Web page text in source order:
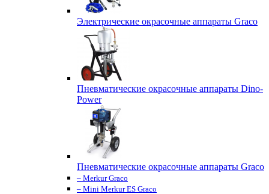
Электрические окрасочные аппараты Graco
Пневматические окрасочные аппараты Dino-
Power
Пневматические окрасочные аппараты Graco
– Merkur Graco
– Mini Merkur ES Graco